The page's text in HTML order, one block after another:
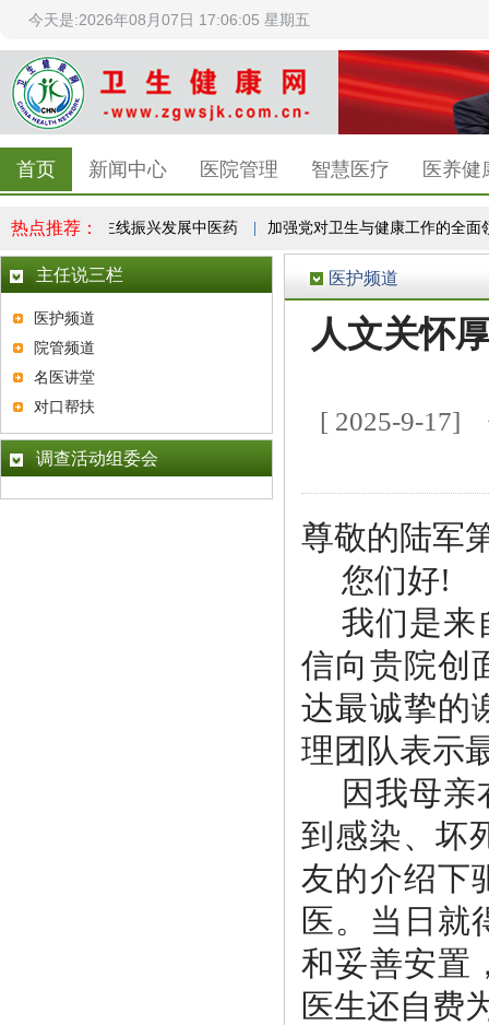
今天是:2026年08月07日 17:06:06 星期五
首页 新闻中心 医院管理 智慧医疗 医养健
热点推荐：
质量发展为主线振兴发展中医药 | 加强党对卫生与健康工作的全面领
医护频道
人文关怀
[ 2025-9-17]
尊敬的陆军
您们好!
我们是来
信向贵院创
达最诚挚的
理团队表示
因我母
到感染、坏
友的介绍下
医。当日就
和妥善安置
医生还自费
主任说三栏
医护频道
院管频道
名医讲堂
对口帮扶
调查活动组委会